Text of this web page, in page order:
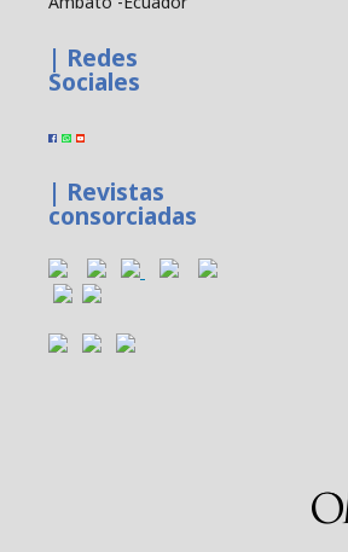
| Redes
Sociales
| Revistas
consorciadas